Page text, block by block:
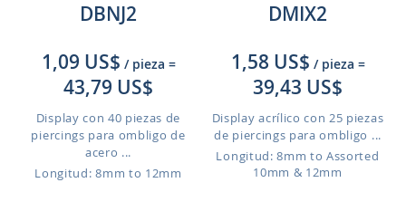
DBNJ2
1,09 US$ / pieza =
43,79 US$
Display con 40 piezas de
piercings para ombligo de
acero ...
Longitud: 8mm to 12mm
DMIX2
1,58 US$ / pieza =
39,43 US$
Display acrílico con 25 piezas
de piercings para ombligo ...
Longitud: 8mm to Assorted
10mm & 12mm